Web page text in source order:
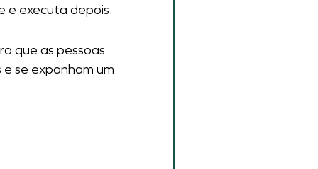
e executa depois.
que as pessoas
se exponham um